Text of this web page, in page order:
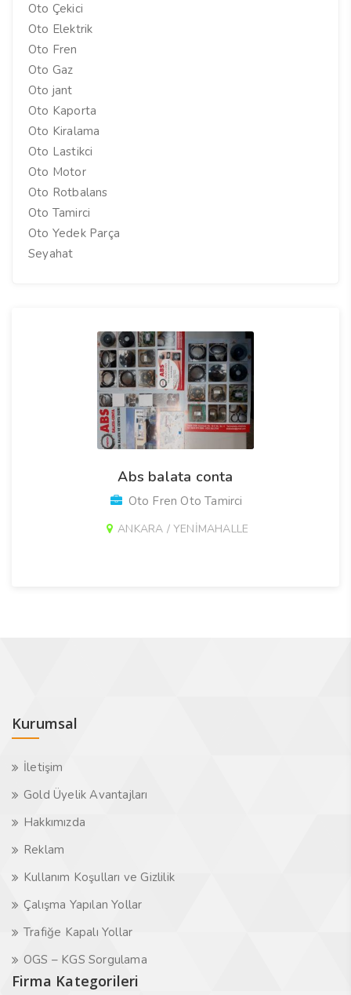
Oto Çekici
Oto Elektrik
Oto Fren
Oto Gaz
Oto jant
Oto Kaporta
Oto Kiralama
Oto Lastikci
Oto Motor
Oto Rotbalans
Oto Tamirci
Oto Yedek Parça
Seyahat
Abs balata conta
Oto Fren Oto Tamirci
ANKARA / YENİMAHALLE
Kurumsal
İletişim
Gold Üyelik Avantajları
Hakkımızda
Reklam
Kullanım Koşulları ve Gizlilik
Çalışma Yapılan Yollar
Trafiğe Kapalı Yollar
OGS – KGS Sorgulama
Firma Kategorileri